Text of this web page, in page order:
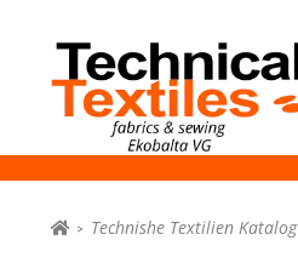
Technishe Textilien Katalog